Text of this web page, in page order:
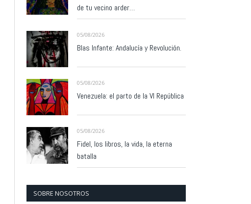
de tu vecino arder…
05/08/2026
Blas Infante: Andalucía y Revolución.
05/08/2026
Venezuela: el parto de la VI República
05/08/2026
Fidel, los libros, la vida, la eterna
batalla
SOBRE NOSOTROS